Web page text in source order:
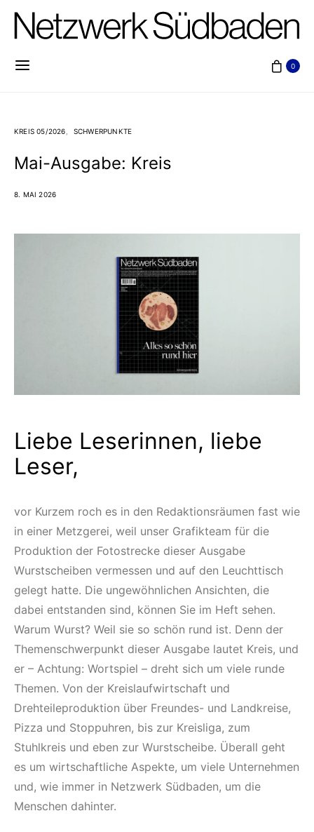
0
KREIS 05/2026 SCHWERPUNKTE
Mai-Ausgabe: Kreis
8. MAI 2026
Liebe Leserinnen, liebe
Leser,
vor Kurzem roch es in den Redaktionsräumen fast wie
in einer Metzgerei, weil unser Grafikteam für die
Produktion der Fotostrecke dieser Ausgabe
Wurstscheiben vermessen und auf den Leuchttisch
gelegt hatte. Die ungewöhnlichen Ansichten, die
dabei entstanden sind, können Sie im Heft sehen.
Warum Wurst? Weil sie so schön rund ist. Denn der
Themenschwerpunkt dieser Ausgabe lautet Kreis, und
er – Achtung: Wortspiel – dreht sich um viele runde
Themen. Von der Kreislaufwirtschaft und
Drehteileproduktion über Freundes- und Landkreise,
Pizza und Stoppuhren, bis zur Kreisliga, zum
Stuhlkreis und eben zur Wurstscheibe. Überall geht
es um wirtschaftliche Aspekte, um viele Unternehmen
und, wie immer in Netzwerk Südbaden, um die
Menschen dahinter.